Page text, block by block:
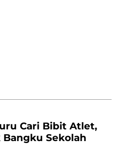
Cari Bibit Atlet,
Sekolah